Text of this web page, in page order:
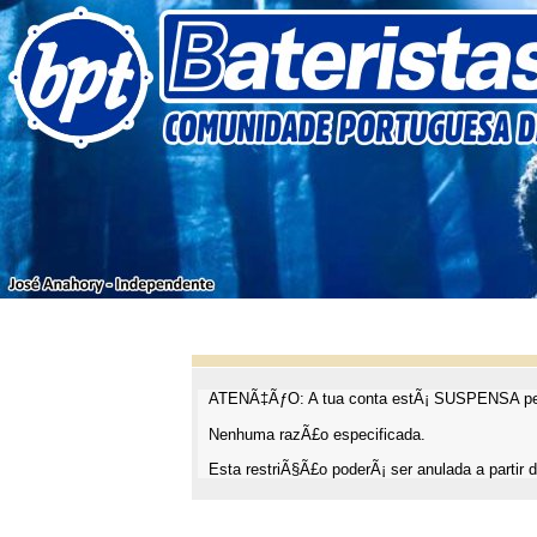
ATENÃ‡ÃƒO: A tua conta estÃ¡ SUSPENSA
Nenhuma razÃ£o especificada.
Esta restriÃ§Ã£o poderÃ¡ ser anulada a partir